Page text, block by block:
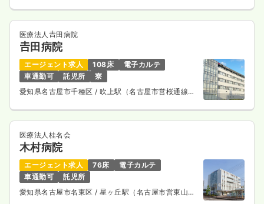
年間休日123日
担当業務未経験可
ブランク可
月給35万円以上可
気になる 詳細を見る
医療法人𠮷田病院
𠮷田病院
エージェント求人 108床
電子カルテ
車通勤可
託児所
寮
愛知県名古屋市千種区/ 吹上駅（名古屋市営桜通線）
医療法人桂名会
木村病院
エージェント求人 76床
電子カルテ
車通勤可
託児所
愛知県名古屋市名東区/ 星ヶ丘駅（名古屋市営東山